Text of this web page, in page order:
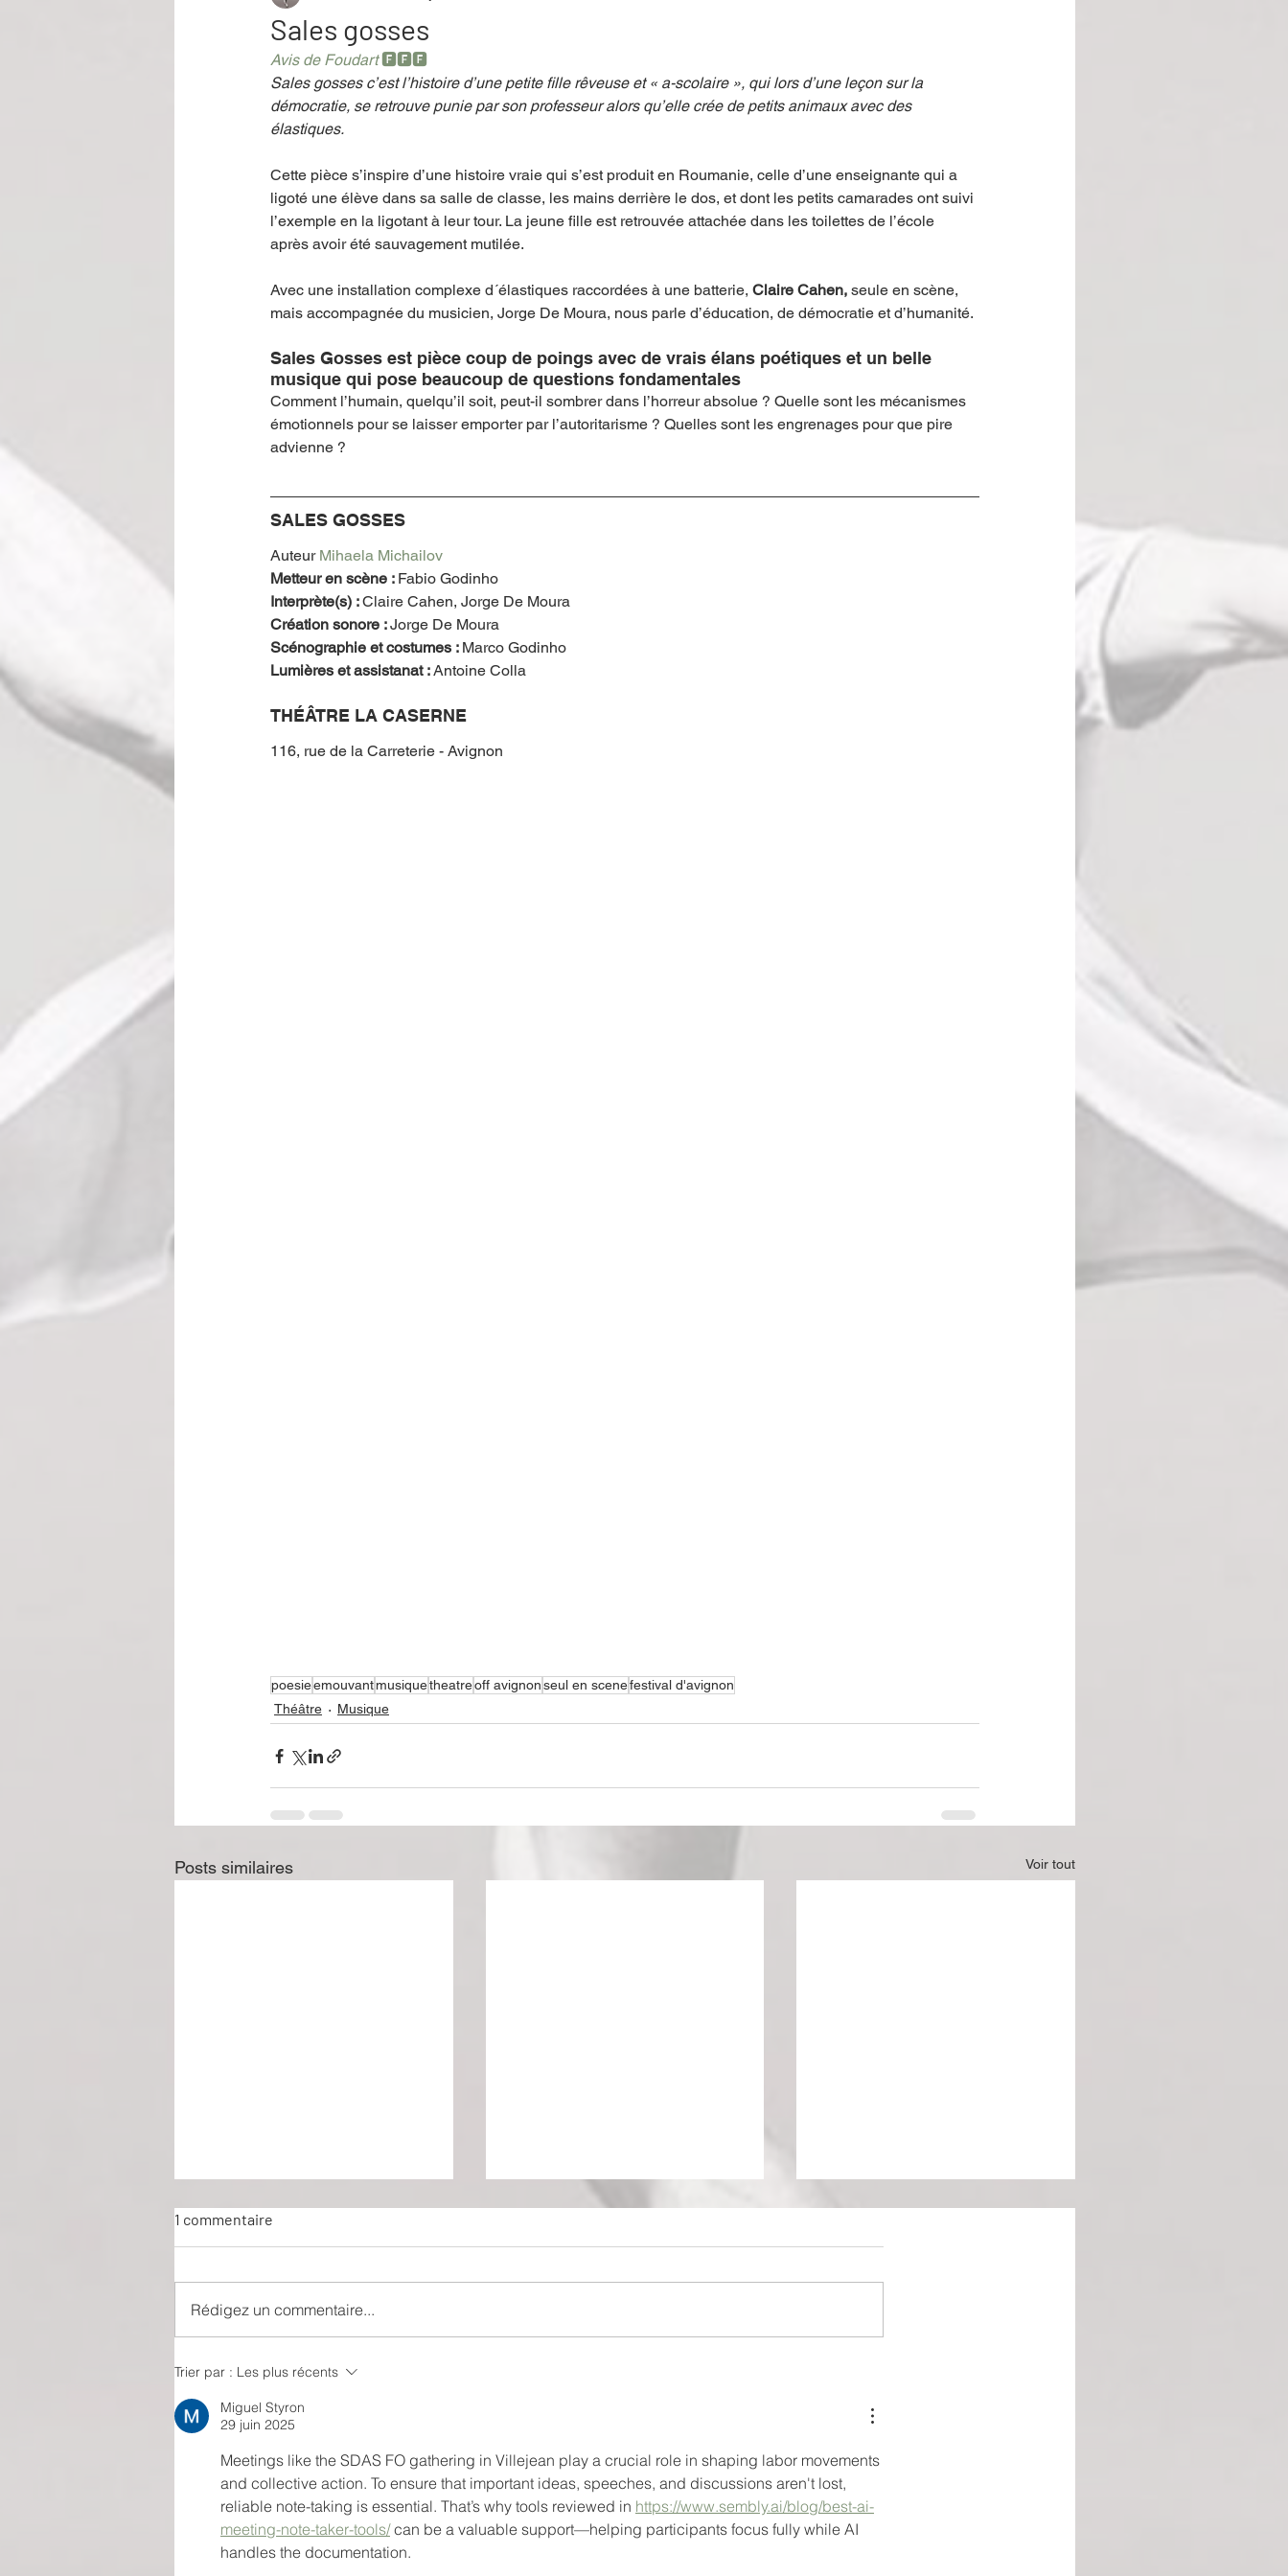
Performance Récompense Festival Coup de coeur Instructif
Offre spéciale Annuaire Théâtre - Musée Hommage
Sales gosses
Avis de Foudart 🅵🅵🅵
Sales gosses c’est l’histoire d’une petite fille rêveuse et « a-scolaire », qui lors d’une leçon sur la
démocratie, se retrouve punie par son professeur alors qu’elle crée de petits animaux avec des
élastiques.
Cette pièce s’inspire d’une histoire vraie qui s’est produit en Roumanie, celle d’une enseignante qui a
ligoté une élève dans sa salle de classe, les mains derrière le dos, et dont les petits camarades ont suivi
l’exemple en la ligotant à leur tour. La jeune fille est retrouvée attachée dans les toilettes de l’école
après avoir été sauvagement mutilée.
Avec une installation complexe d´élastiques raccordées à une batterie, Claire Cahen, seule en scène,
mais accompagnée du musicien, Jorge De Moura, nous parle d’éducation, de démocratie et d’humanité.
Sales Gosses est pièce coup de poings avec de vrais élans poétiques et un belle
musique qui pose beaucoup de questions fondamentales
Comment l’humain, quelqu’il soit, peut-il sombrer dans l’horreur absolue ? Quelle sont les mécanismes
émotionnels pour se laisser emporter par l’autoritarisme ? Quelles sont les engrenages pour que pire
advienne ?
SALES GOSSES
Auteur Mihaela Michailov
Metteur en scène : Fabio Godinho
Interprète(s) : Claire Cahen, Jorge De Moura
Création sonore : Jorge De Moura
Scénographie et costumes : Marco Godinho
Lumières et assistanat : Antoine Colla
THÉÂTRE LA CASERNE
116, rue de la Carreterie - Avignon
poesieemouvantmusiquetheatreoff avignonseul en scenefestival d'avignon
Théâtre
Musique
Posts similaires Voir tout
Le cabaret des absents
Phèdre
1 commentaire
Rédigez un commentaire...
Trier par : Les plus récents
Miguel Styron
29 juin 2025
Meetings like the SDAS FO gathering in Villejean play a crucial role in shaping labor movements
and collective action. To ensure that important ideas, speeches, and discussions aren't lost,
reliable note-taking is essential. That’s why tools reviewed in https://www.sembly.ai/blog/best-ai-
meeting-note-taker-tools/ can be a valuable support—helping participants focus fully while AI
handles the documentation.